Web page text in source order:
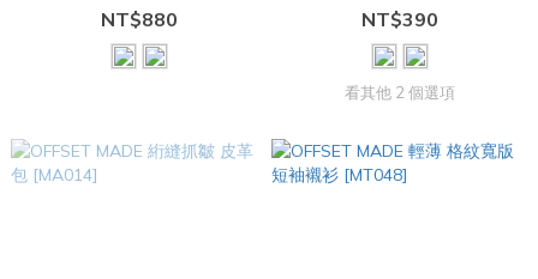
NT$880 NT$390
看其他 2 個選項